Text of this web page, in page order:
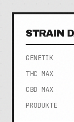
STRAIN
GENETIK
THC MAX
CBD MAX
PRODUKTE